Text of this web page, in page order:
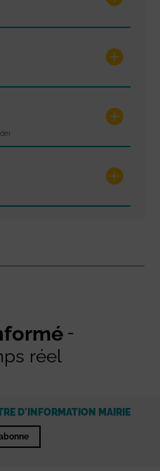
réel
D'INFORMATION MAIRIE